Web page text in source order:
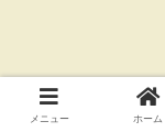
メニュー ホーム